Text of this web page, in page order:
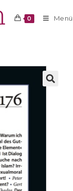
0 Menü